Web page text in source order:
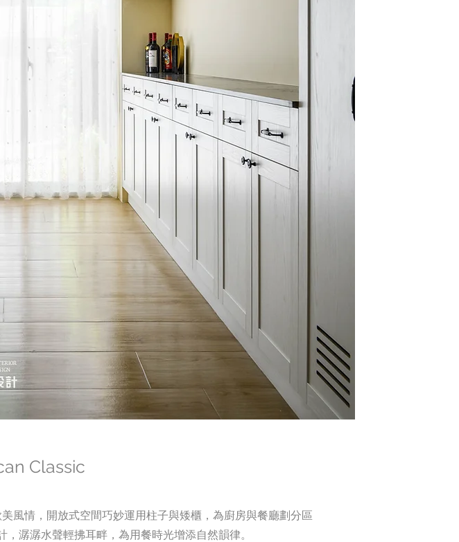
Classic
風情，開放式空間巧妙運用柱子與矮櫃，為廚房與餐廳劃分區
潺潺水聲輕拂耳畔，為用餐時光增添自然韻律。